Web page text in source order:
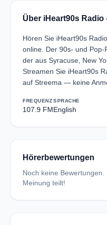
Über iHeart90s Radio
Hören Sie iHeart90s
online. Der 90s- und Pop-
der aus Syracuse, New
Streamen Sie iHeart90s
auf Streema — keine
FREQUENZ
107.9 FM
SPRACHE
English
Hörerbewertungen
Noch keine
Meinung teilt!